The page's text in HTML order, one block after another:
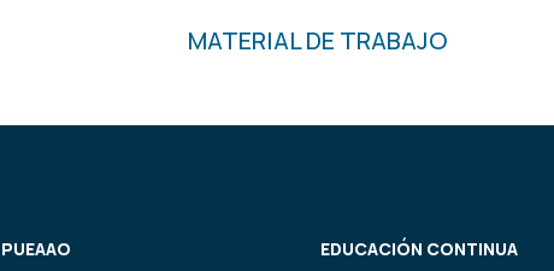
MATERIAL DE TRABAJO
PUEAAO EDUCACIÓN CONTINUA